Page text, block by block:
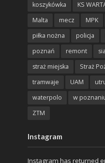
koszykówka
KS
Malta
mecz MPK
piłka nożna
policja
poznań
remont
straż miejska
Straż
tramwaje
UAM
waterpolo
w
ZTM
Instagram
Instagram has returned